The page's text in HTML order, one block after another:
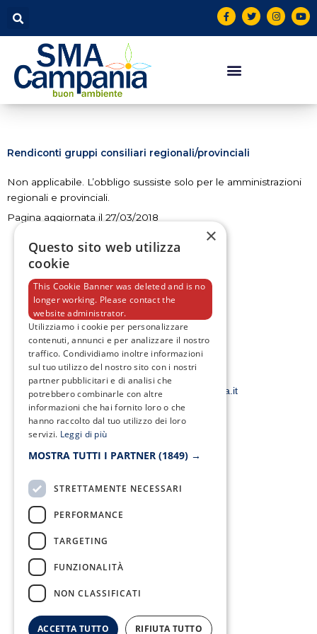
contenuto
F
a
c
e
o
k
T
w
i
t
I
n
s
t
Y
o
u
t
Rendiconti gruppi consiliari regionali/provinciali
Non applicabile. L’obbligo sussiste solo per le amministrazioni
regionali e provinciali.
Pagina aggiornata il 27/03/2018
Telefono:
0823/322550
0823/21034
Email:
smacampaniaspa@pec.it – info@smacampania.it
T
w
i
t
t
e
r
I
n
s
t
a
g
r
a
Y
o
u
t
u
b
e
×
Questo sito web utilizza
cookie
This Cookie Banner was deleted and is no
longer working. Please contact the
website administrator.
Utilizziamo i cookie per personalizzare
contenuti, annunci e per analizzare il nostro
traffico. Condividiamo inoltre informazioni
sul tuo utilizzo del nostro sito con i nostri
partner pubblicitari e di analisi che
potrebbero combinarle con altre
informazioni che hai fornito loro o che
hanno raccolto dal tuo utilizzo dei loro
servizi. Leggi di più
MOSTRA TUTTI I PARTNER (1849) →
STRETTAMENTE NECESSARI
PERFORMANCE
TARGETING
FUNZIONALITÀ
NON CLASSIFICATI
ACCETTA TUTTO RIFIUTA TUTTO